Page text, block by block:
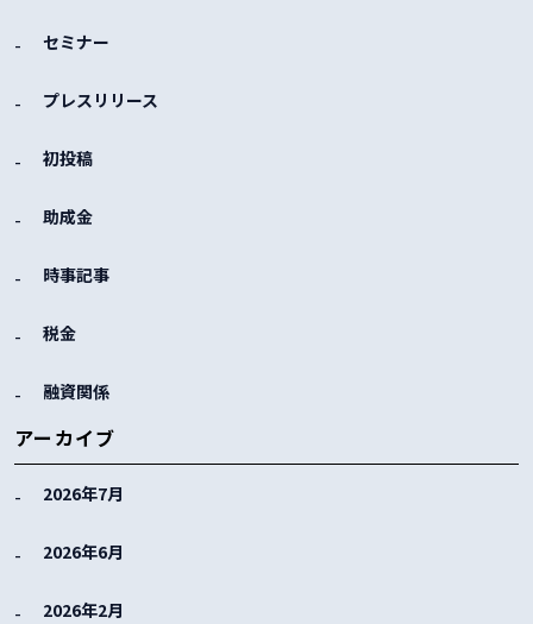
セミナー
プレスリリース
初投稿
助成金
時事記事
税金
融資関係
アーカイブ
2026年7月
2026年6月
2026年2月